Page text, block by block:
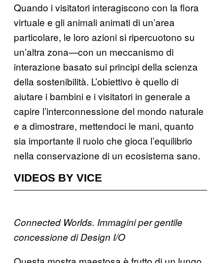
Quando i visitatori interagiscono con la flora
virtuale e gli animali animati di un’area
particolare, le loro azioni si ripercuotono su
un’altra zona—con un meccanismo di
interazione basato sui principi della scienza
della sostenibilità. L’obiettivo è quello di
aiutare i bambini e i visitatori in generale a
capire l’interconnessione del mondo naturale
e a dimostrare, mettendoci le mani, quanto
sia importante il ruolo che gioca l’equilibrio
nella conservazione di un ecosistema sano.
VIDEOS BY VICE
Connected Worlds. Immagini per gentile
concessione di Design I/O